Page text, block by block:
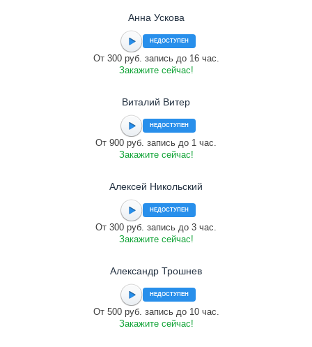
Анна Ускова
НЕДОСТУПЕН
От 300 руб. запись до 16 час.
Закажите сейчас!
Виталий Витер
НЕДОСТУПЕН
От 900 руб. запись до 1 час.
Закажите сейчас!
Алексей Никольский
НЕДОСТУПЕН
От 300 руб. запись до 3 час.
Закажите сейчас!
Александр Трошнев
НЕДОСТУПЕН
От 500 руб. запись до 10 час.
Закажите сейчас!